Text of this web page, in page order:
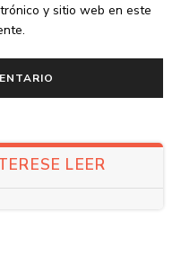
y sitio web en este
LEER